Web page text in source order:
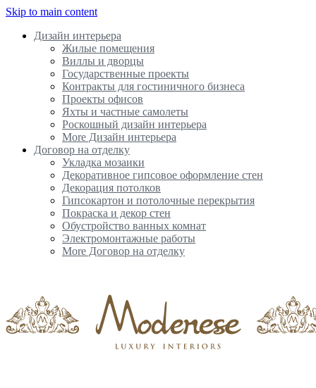
Skip to main content
Дизайн интерьера
Жилые помещения
Виллы и дворцы
Государственные проекты
Контракты для гостиничного бизнеса
Проекты офисов
Яхты и частные самолеты
Роскошный дизайн интерьера
More Дизайн интерьера
Договор на отделку
Укладка мозаики
Декоративное гипсовое оформление стен
Декорация потолков
Гипсокартон и потолочные перекрытия
Покраска и декор стен
Обустройство ванных комнат
Электромонтажные работы
More Договор на отделку